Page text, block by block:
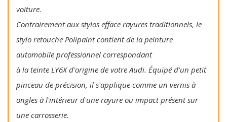
voiture.
Contrairement aux stylos efface rayures traditionnels, le
stylo retouche Polipaint contient de la peinture
automobile professionnel correspondant
à la teinte LY6X d'origine de votre Audi. Équipé d'un petit
pinceau de précision, il s'applique comme un vernis à
ongles à l'intérieur d'une rayure ou impact présent sur
une carrosserie.